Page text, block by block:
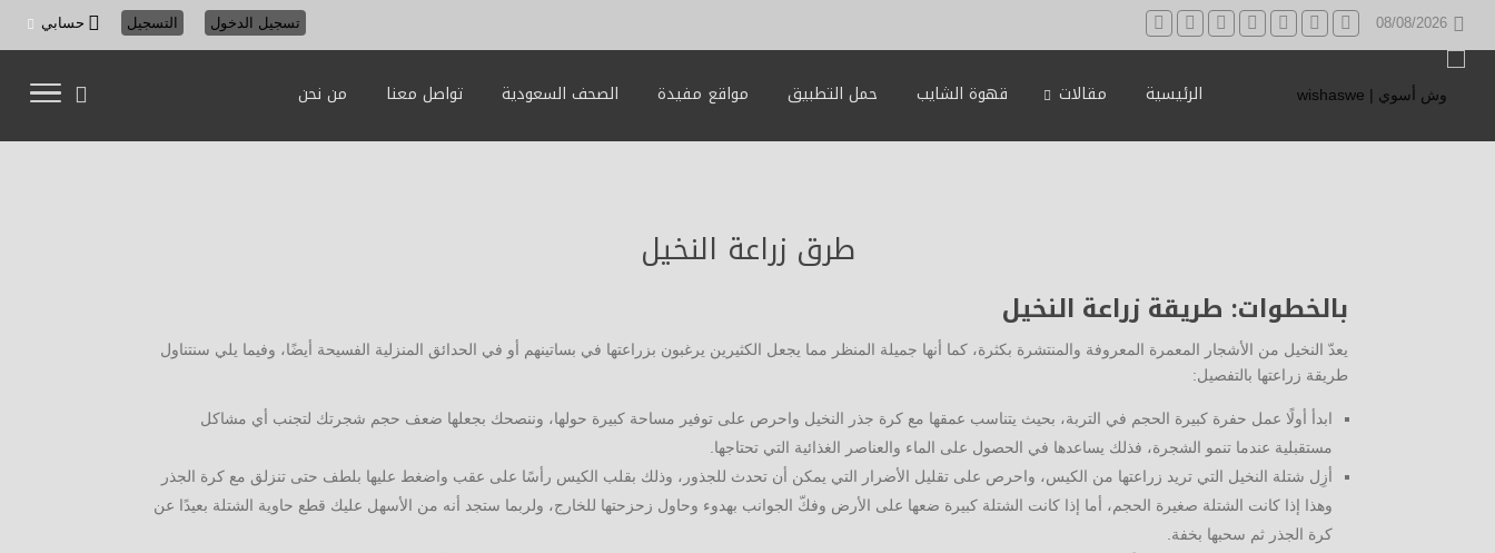
08/08/2026 تسجيل الدخول التسجيل حسابي
الرئيسية مقالات قهوة الشايب حمل التطبيق مواقع مفيدة الصحف السعودية تواصل معنا من نحن
طرق زراعة النخيل
بالخطوات: طريقة زراعة النخيل
يعدّ النخيل من الأشجار المعمرة المعروفة والمنتشرة بكثرة، كما أنها جميلة المنظر مما يجعل الكثيرين يرغبون بزراعتها في بساتينهم أو في الحدائق المنزلية الفسيحة أيضًا، وفيما يلي سنتناول
طريقة زراعتها بالتفصيل:
ابدأ أولًا عمل حفرة كبيرة الحجم في التربة، بحيث يتناسب عمقها مع كرة جذر النخيل واحرص على توفير مساحة كبيرة حولها، وننصحك بجعلها ضعف حجم شجرتك لتجنب أي مشاكل
مستقبلية عندما تنمو الشجرة، فذلك يساعدها في الحصول على الماء والعناصر الغذائية التي تحتاجها.
أزِل شتلة النخيل التي تريد زراعتها من الكيس، واحرص على تقليل الأضرار التي يمكن أن تحدث للجذور، وذلك بقلب الكيس رأسًا على عقب واضغط عليها بلطف حتى تنزلق مع كرة الجذر
وهذا إذا كانت الشتلة صغيرة الحجم، أما إذا كانت الشتلة كبيرة ضعها على الأرض وفكّ الجوانب بهدوء وحاول زحزحتها للخارج، ولربما ستجد أنه من الأسهل عليك قطع حاوية الشتلة بعيدًا عن
كرة الجذر ثم سحبها بخفة.